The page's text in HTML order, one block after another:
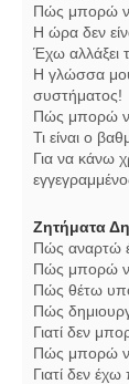
Πώς μπορώ
Η ώρα δεν
Έχω αλλάξει
Η γλώσσα
συστήματος!
Πώς μπορώ
Τι είναι ο
Για να κάνω
Ζητήματα
Πώς αναρτώ
Πώς μπορώ
Πώς θέτω
Πώς
Γιατί δεν
Πώς μπορώ
Γιατί δεν